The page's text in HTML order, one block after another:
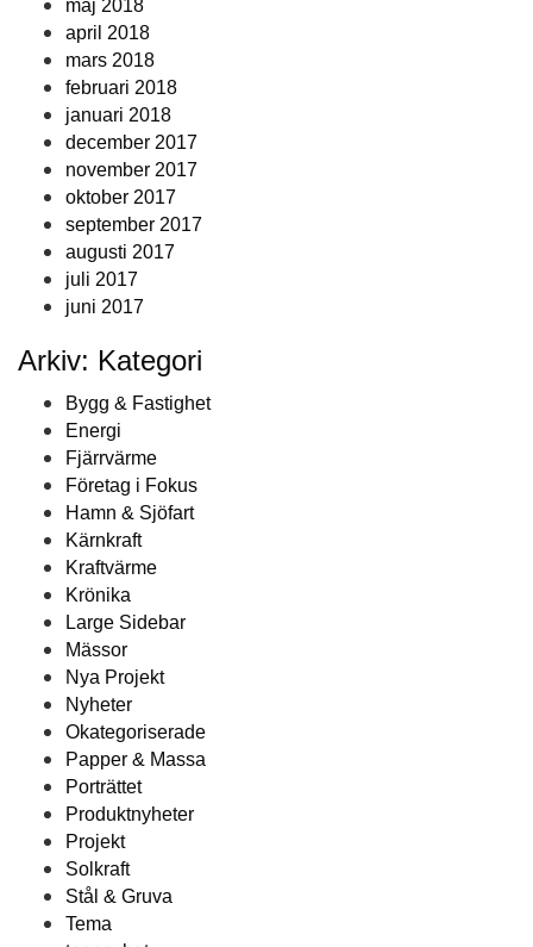
maj 2018
april 2018
mars 2018
februari 2018
januari 2018
december 2017
november 2017
oktober 2017
september 2017
augusti 2017
juli 2017
juni 2017
Arkiv: Kategori
Bygg & Fastighet
Energi
Fjärrvärme
Företag i Fokus
Hamn & Sjöfart
Kärnkraft
Kraftvärme
Krönika
Large Sidebar
Mässor
Nya Projekt
Nyheter
Okategoriserade
Papper & Massa
Porträttet
Produktnyheter
Projekt
Solkraft
Stål & Gruva
Tema